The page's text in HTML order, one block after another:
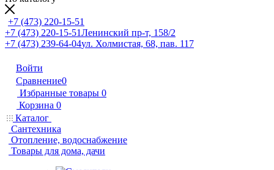
+7 (473) 220-15-51
+7 (473) 220-15-51Ленинский пр-т, 158/2
+7 (473) 239-64-04ул. Холмистая, 68, пав. 117
Войти
Сравнение0
Избранные товары 0
Корзина 0
Каталог
Сантехника
Отопление, водоснабжение
Товары для дома, дачи